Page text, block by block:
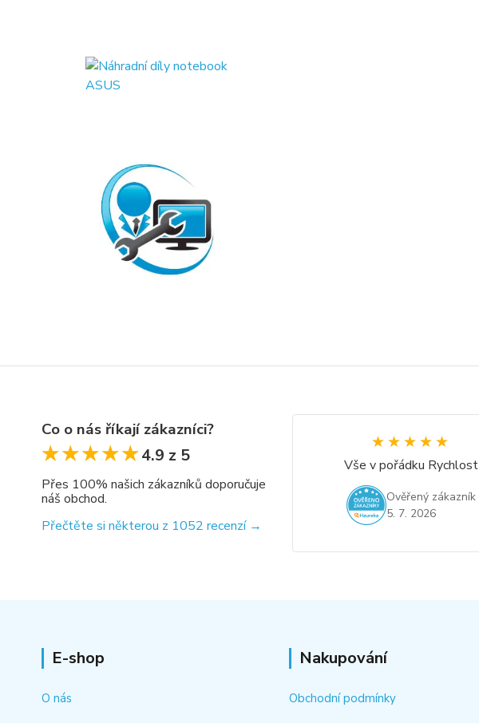
Co o nás říkají zákazníci?
★★★★★
★★★★★4.9 z 5
Přes 100% našich zákazníků doporučuje
náš obchod.
Přečtěte si některou z 1052 recenzí →
★★★★★
★★★★★
Vše v pořádku Rychlost
Ověřený zákazník
5. 7. 2026
E-shop
O nás
Nakupování
Obchodní podmínky